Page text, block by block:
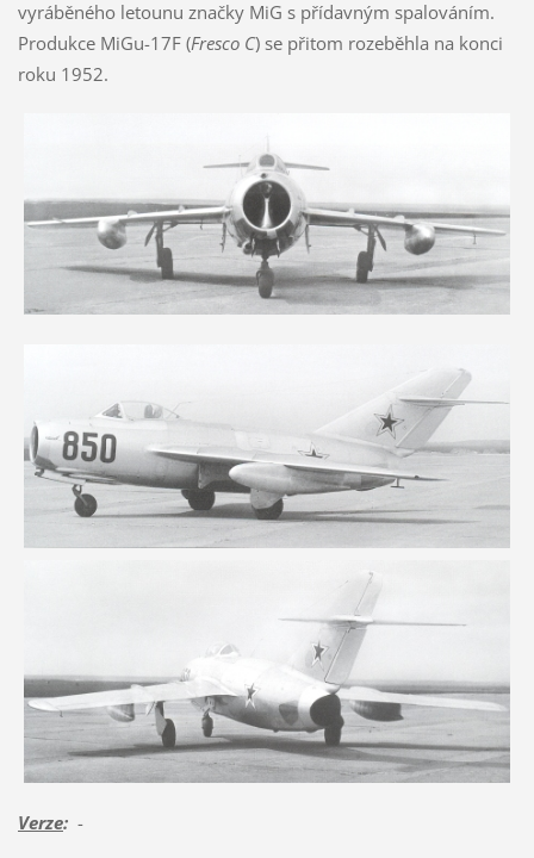
vyráběného letounu značky MiG s přídavným spalováním.
Produkce MiGu-17F (Fresco C) se přitom rozeběhla na konci
roku 1952.
Verze:-